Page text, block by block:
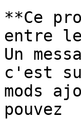
**Ce
entre
Un
c'est
mods
pouvez